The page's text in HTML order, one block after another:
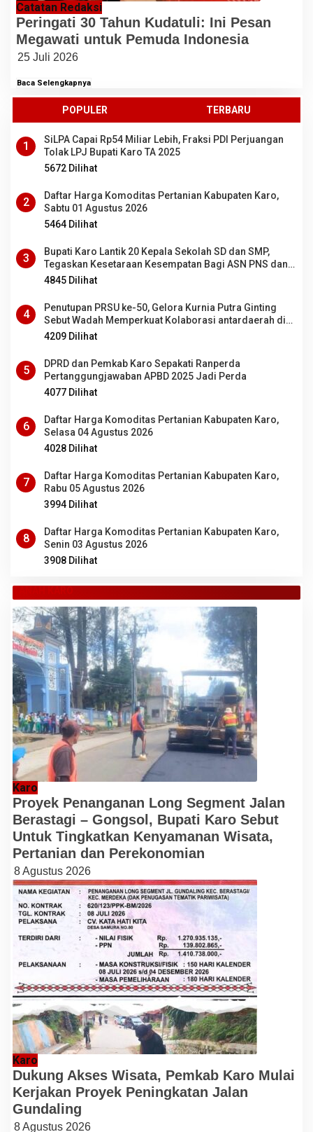
Catatan Redaksi
Peringati 30 Tahun Kudatuli: Ini Pesan
Megawati untuk Pemuda Indonesia
25 Juli 2026
Baca Selengkapnya
POPULER TERBARU
1
SiLPA Capai Rp54 Miliar Lebih, Fraksi PDI Perjuangan
Tolak LPJ Bupati Karo TA 2025
5672 Dilihat
2
Daftar Harga Komoditas Pertanian Kabupaten Karo,
Sabtu 01 Agustus 2026
5464 Dilihat
3
Bupati Karo Lantik 20 Kepala Sekolah SD dan SMP,
Tegaskan Kesetaraan Kesempatan Bagi ASN PNS dan
PPPK
4845 Dilihat
4
Penutupan PRSU ke-50, Gelora Kurnia Putra Ginting
Sebut Wadah Memperkuat Kolaborasi antardaerah di
Sumut
4209 Dilihat
5
DPRD dan Pemkab Karo Sepakati Ranperda
Pertanggungjawaban APBD 2025 Jadi Perda
4077 Dilihat
6
Daftar Harga Komoditas Pertanian Kabupaten Karo,
Selasa 04 Agustus 2026
4028 Dilihat
7
Daftar Harga Komoditas Pertanian Kabupaten Karo,
Rabu 05 Agustus 2026
3994 Dilihat
8
Daftar Harga Komoditas Pertanian Kabupaten Karo,
Senin 03 Agustus 2026
3908 Dilihat
TANAH KARO
Karo
Proyek Penanganan Long Segment Jalan
Berastagi – Gongsol, Bupati Karo Sebut
Untuk Tingkatkan Kenyamanan Wisata,
Pertanian dan Perekonomian
8 Agustus 2026
Karo
Dukung Akses Wisata, Pemkab Karo Mulai
Kerjakan Proyek Peningkatan Jalan
Gundaling
8 Agustus 2026